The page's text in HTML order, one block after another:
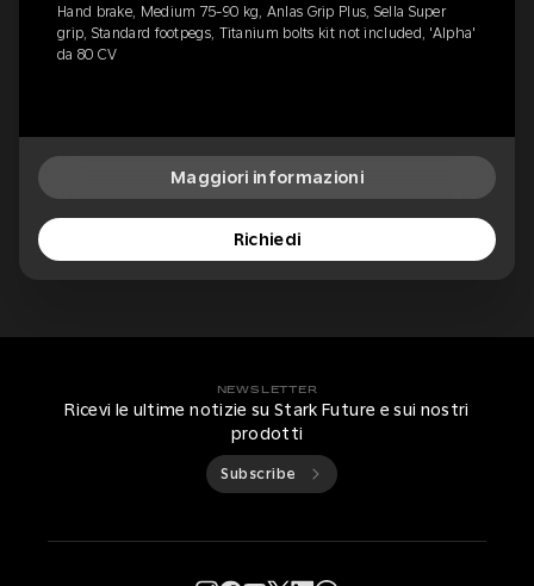
Hand brake, Medium 75-90 kg, Anlas Grip Plus, Sella Super
grip, Standard footpegs, Titanium bolts kit not included, 'Alpha'
da 80 CV
Maggiori informazioni
Richiedi
NEWSLETTER
Ricevi le ultime notizie su Stark Future e sui nostri
prodotti
Subscribe